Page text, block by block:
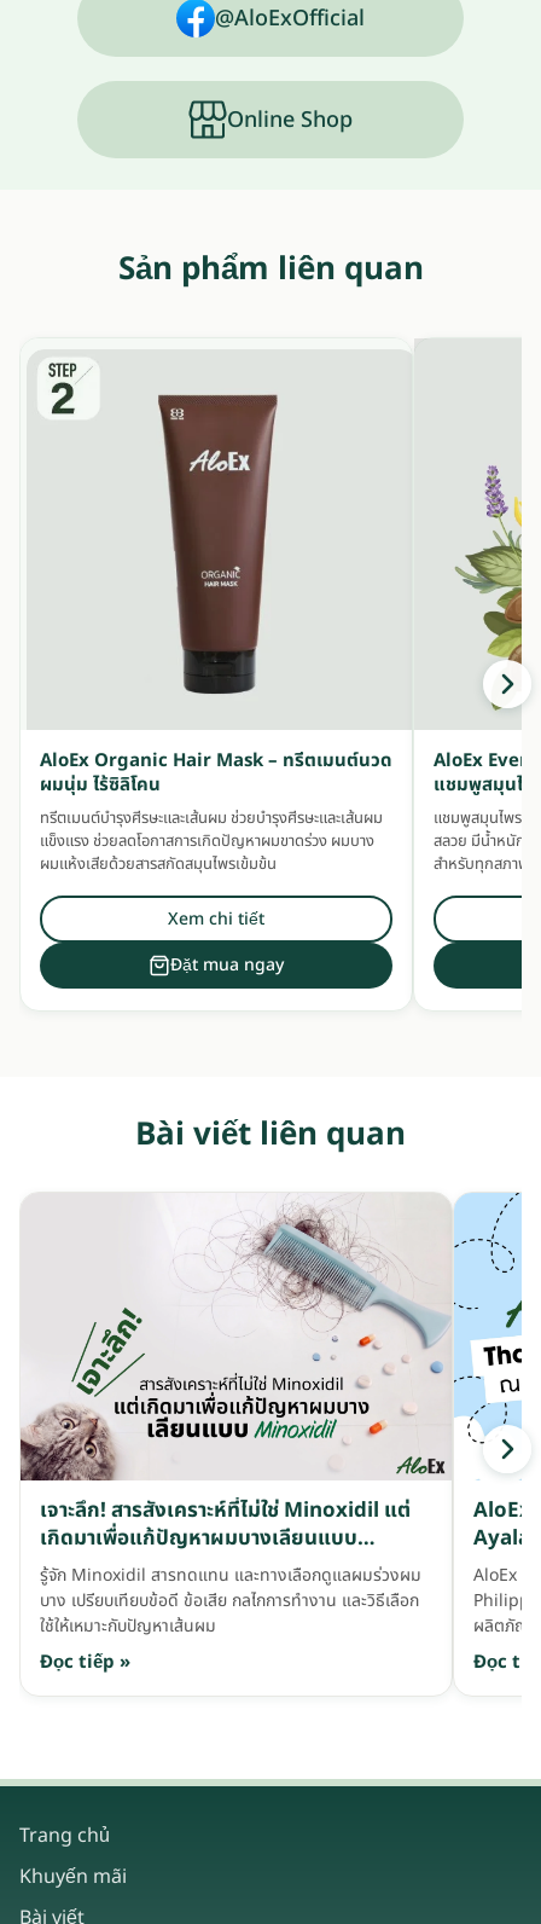
@AloExOfficial
Online Shop
Sản phẩm liên quan
AloEx Organic Hair Mask – ทรีตเมนต์นวด
ผมนุ่ม ไร้ซิลิโคน
ทรีตเมนต์บำรุงศีรษะและเส้นผม ช่วยบำรุงศีรษะและเส้นผม
แข็งแรง ช่วยลดโอกาสการเกิดปัญหาผมขาดร่วง ผมบาง
ผมแห้งเสียด้วยสารสกัดสมุนไพรเข้มข้น
Xem chi tiết
Đặt mua ngay
AloEx
แชมพูสมุนไพ
แชมพูสมุนไพรอ
สลวย มีน้ำหนัก
สำหรับทุกสภาพเ
Bài viết liên quan
เจาะลึก! สารสังเคราะห์ที่ไม่ใช่ Minoxidil แต่
เกิดมาเพื่อแก้ปัญหาผมบางเลียนแบบ
Minoxidil
รู้จัก Minoxidil สารทดแทน และทางเลือกดูแลผมร่วงผม
บาง เปรียบเทียบข้อดี ข้อเสีย กลไกการทำงาน และวิธีเลือก
ใช้ให้เหมาะกับปัญหาเส้นผม
Đọc tiếp »
AloEx
Ayala
AloEx ร่
ผลิตภัณฑ์
Đọc
Trang chủ
Khuyến mãi